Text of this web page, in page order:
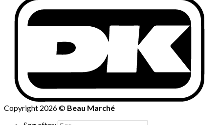
Copyright 2026 © Beau Marché